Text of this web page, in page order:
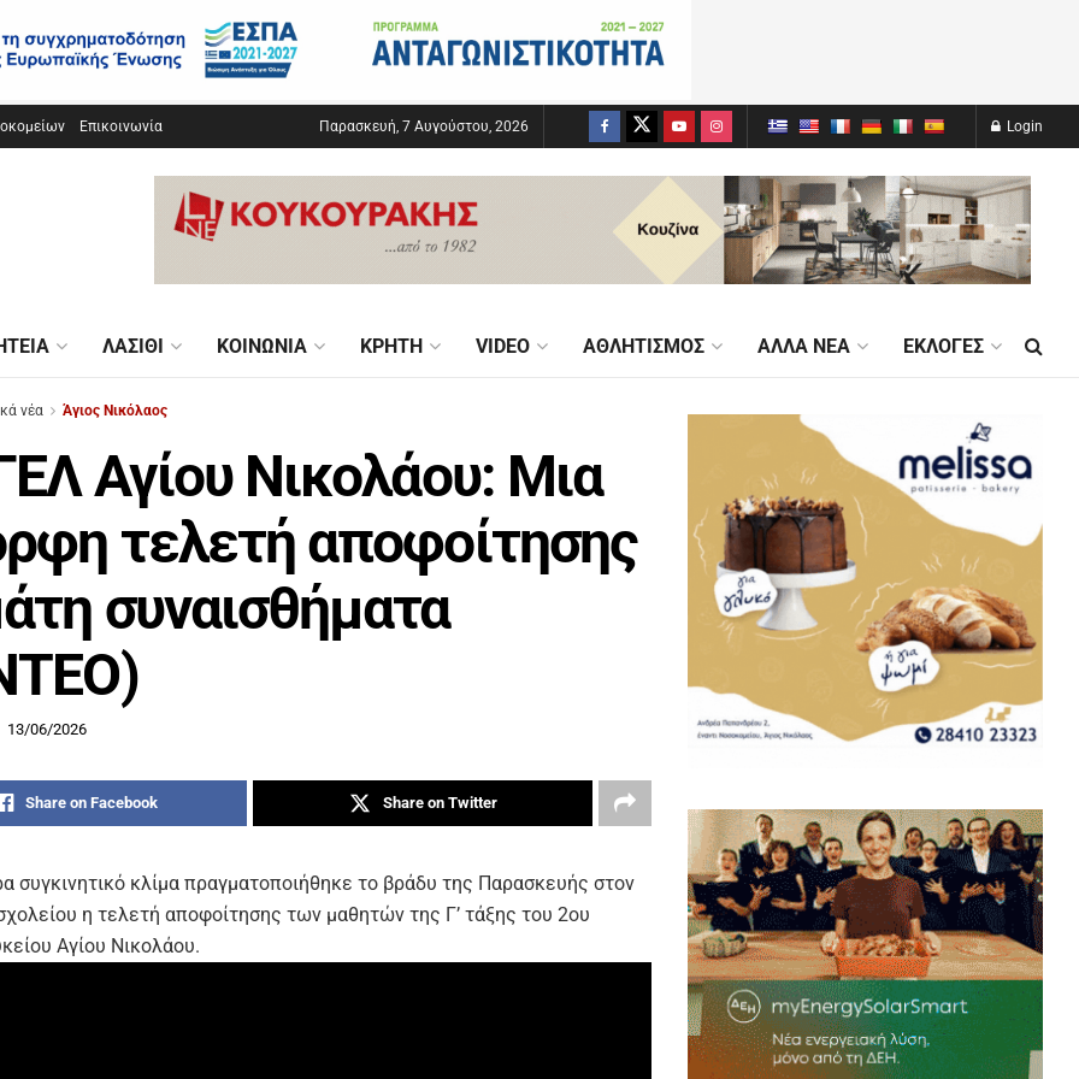
Επικοινωνία Παρασκευή, 7 Αυγούστου, 2026 Login
ΛΑΣΊΘΙ ΚΟΙΝΩΝΊΑ ΚΡΉΤΗ VIDEO ΑΘΛΗΤΙΣΜΌΣ ΆΛΛΑ ΝΈΑ ΕΚΛΟΓΈΣ
νέα Άγιος Νικόλαος
Αγίου Νικολάου: Μια
τελετή αποφοίτησης
συναισθήματα
13/06/2026
Share on Facebook Share on Twitter
συγκινητικό κλίμα πραγματοποιήθηκε το βράδυ της Παρασκευής στον
η τελετή αποφοίτησης των μαθητών της Γ’ τάξης του 2ου
Αγίου Νικολάου.